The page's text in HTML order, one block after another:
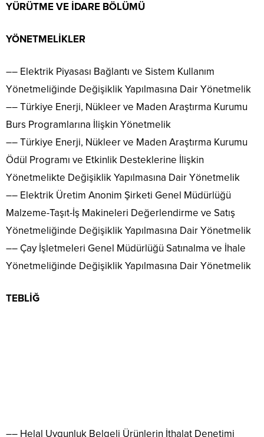
YÜRÜTME VE İDARE BÖLÜMÜ
YÖNETMELİKLER
–– Elektrik Piyasası Bağlantı ve Sistem Kullanım
Yönetmeliğinde Değişiklik Yapılmasına Dair Yönetmelik
–– Türkiye Enerji, Nükleer ve Maden Araştırma Kurumu
Burs Programlarına İlişkin Yönetmelik
–– Türkiye Enerji, Nükleer ve Maden Araştırma Kurumu
Ödül Programı ve Etkinlik Desteklerine İlişkin
Yönetmelikte Değişiklik Yapılmasına Dair Yönetmelik
–– Elektrik Üretim Anonim Şirketi Genel Müdürlüğü
Malzeme-Taşıt-İş Makineleri Değerlendirme ve Satış
Yönetmeliğinde Değişiklik Yapılmasına Dair Yönetmelik
–– Çay İşletmeleri Genel Müdürlüğü Satınalma ve İhale
Yönetmeliğinde Değişiklik Yapılmasına Dair Yönetmelik
TEBLİĞ
–– Helal Uygunluk Belgeli Ürünlerin İthalat Denetimi